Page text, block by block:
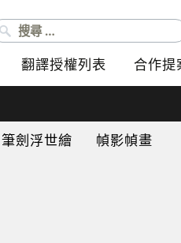
尋：
翻譯授權列表 合作提
筆劍浮世繪 幀影幀畫